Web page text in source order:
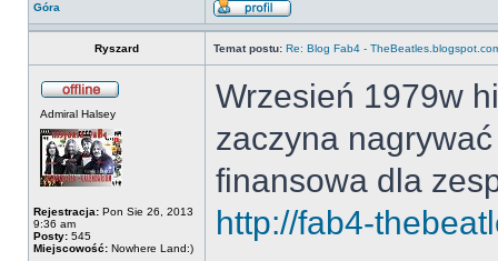
Góra
Ryszard Temat postu: Re: Blog Fab4 -
Admiral Halsey
Rejestracja: Pon Sie 26, 2013
9:36 am
Posty: 545
Miejscowość: Nowhere Land:)
Wrzesień 1979w
zaczyna
finansowa dla
http://fab4-